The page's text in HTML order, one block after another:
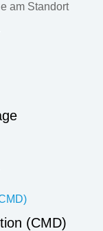
am Standort
(CMD)